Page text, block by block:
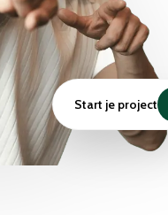
Start je project